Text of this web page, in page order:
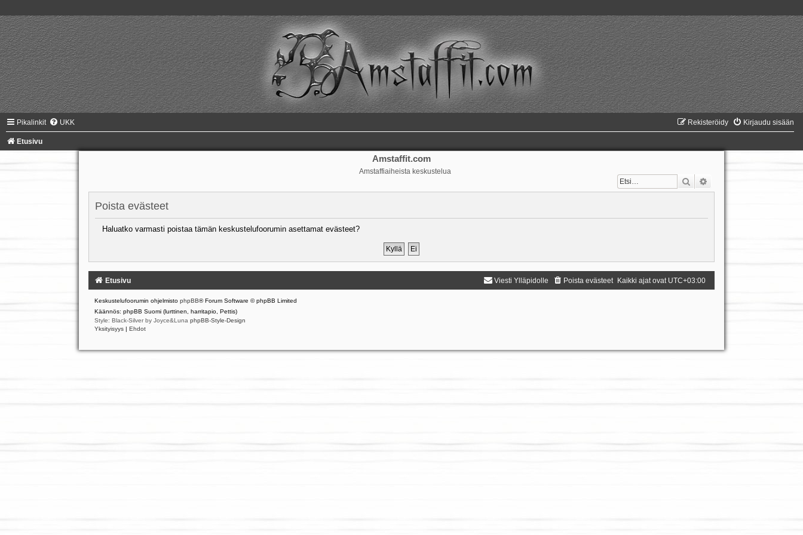
Pikalinkit UKK Kirjaudu sisään
Rekisteröidy
Etusivu
Amstaffit.com
Amstaffiaiheista keskustelua
Etsi
Poista evästeet
Haluatko varmasti poistaa tämän keskustelufoorumin asettamat evästeet?
Etusivu Kaikki ajat ovat UTC+03:00
Poista evästeet
Viesti Ylläpidolle
Keskustelufoorumin ohjelmisto phpBB® Forum Software © phpBB Limited
Käännös: phpBB Suomi (lurttinen, harritapio, Pettis)
Style: Black-Silver by Joyce&Luna phpBB-Style-Design
Yksityisyys | Ehdot